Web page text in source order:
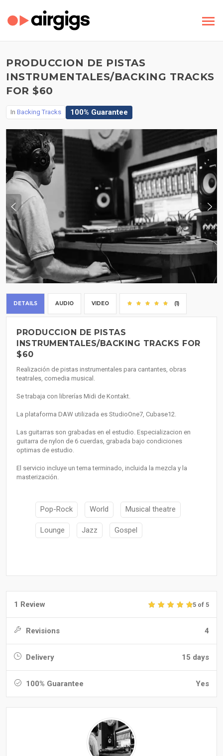
PRODUCCION DE PISTAS
INSTRUMENTALES/BACKING TRACKS
FOR $60
In Backing Tracks 100% Guarantee
DETAILS AUDIO VIDEO (1)
PRODUCCION DE PISTAS
INSTRUMENTALES/BACKING TRACKS FOR
$60
Realización de pistas instrumentales para cantantes, obras
teatrales, comedia musical.
Se trabaja con librerías Midi de Kontakt.
La plataforma DAW utilizada es StudioOne7, Cubase12.
Las guitarras son grabadas en el estudio. Especializacion en
guitarra de nylon de 6 cuerdas, grabada bajo condiciones
optimas de estudio.
El servicio incluye un tema terminado, incluida la mezcla y la
masterización.
Pop-Rock World Musical theatre
Lounge Jazz Gospel
1 Review 5 of 5
Revisions 4
Delivery 15 days
100% Guarantee Yes